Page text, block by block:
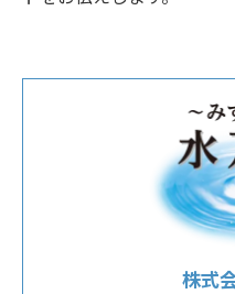
株式